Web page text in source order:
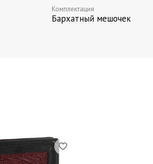
Комплектация
Бархатный мешочек